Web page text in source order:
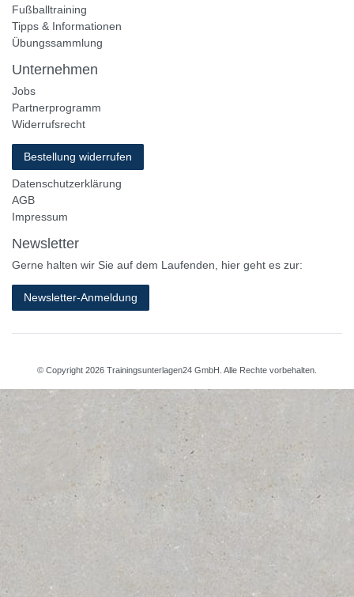
Fußballtraining
Tipps & Informationen
Übungssammlung
Unternehmen
Jobs
Partnerprogramm
Widerrufsrecht
Bestellung widerrufen
Datenschutzerklärung
AGB
Impressum
Newsletter
Gerne halten wir Sie auf dem Laufenden, hier geht es zur:
Newsletter-Anmeldung
© Copyright 2026 Trainingsunterlagen24 GmbH. Alle Rechte vorbehalten.